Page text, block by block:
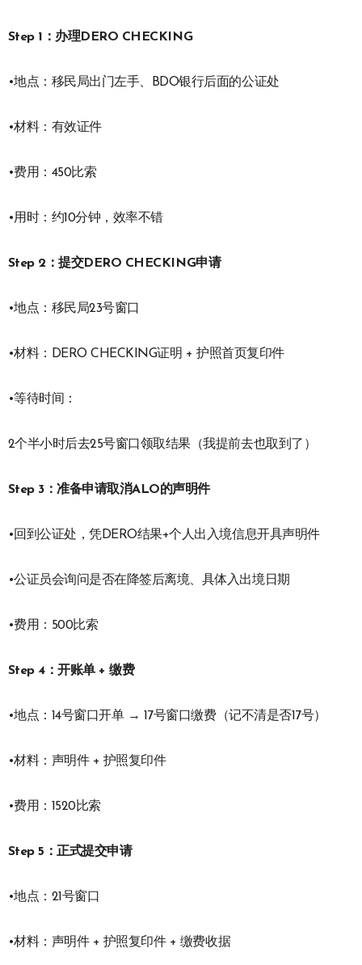
Step 1：办理DERO CHECKING
•地点：移民局出门左手、BDO银行后面的公证处
•材料：有效证件
•费用：450比索
•用时：约10分钟，效率不错
Step 2：提交DERO CHECKING申请
•地点：移民局23号窗口
•材料：DERO CHECKING证明 + 护照首页复印件
•等待时间：
2个半小时后去25号窗口领取结果（我提前去也取到了）
Step 3：准备申请取消ALO的声明件
•回到公证处，凭DERO结果+个人出入境信息开具声明件
•公证员会询问是否在降签后离境、具体入出境日期
•费用：500比索
Step 4：开账单 + 缴费
•地点：14号窗口开单 → 17号窗口缴费（记不清是否17号）
•材料：声明件 + 护照复印件
•费用：1520比索
Step 5：正式提交申请
•地点：21号窗口
•材料：声明件 + 护照复印件 + 缴费收据